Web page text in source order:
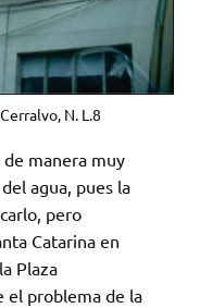
N. L.8
de manera muy
agua, pues la
pero
Catarina en
Plaza
el problema de la